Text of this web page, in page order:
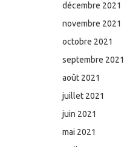
décembre 2021
novembre 2021
octobre 2021
septembre 2021
août 2021
juillet 2021
juin 2021
mai 2021